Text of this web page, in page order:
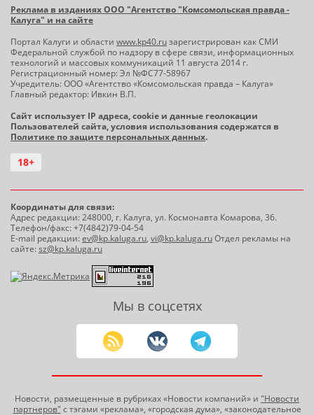
Реклама в изданиях ООО "Агентство "Комсомольская правда -
Калуга" и на сайте
Портал Калуги и области www.kp40.ruзарегистрирован как СМИ
Федеральной службой по надзору в сфере связи, информационных
технологий и массовых коммуникаций 11 августа 2014 г.
Регистрационный номер: Эл №ФС77-58967
Учредитель: ООО «Агентство «Комсомольская правда – Калуга»
Главный редактор: Ивкин В.П.
Сайт использует IP адреса, cookie и данные геолокации
Пользователей сайта, условия использования содержатся в
Политике по защите персональных данных.
18+
Координаты для связи:
Адрес редакции: 248000, г. Калуга, ул. Космонавта Комарова, 36.
Телефон/факс: +7(4842)79-04-54
E-mail редакции:ev@kp.kaluga.ru, vi@kp.kaluga.ruОтдел рекламы на
сайте:sz@kp.kaluga.ru
Мы в соцсетях
Новости, размещенные в рубриках «Новости компаний» и "Новости
партнеров" с тэгами «реклама», «городская дума», «законодательное